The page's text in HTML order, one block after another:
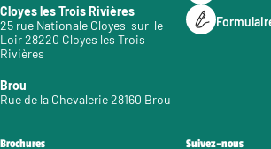
Cloyes les Trois Rivières
25 rue Nationale Cloyes-sur-le-
Loir 28220 Cloyes les Trois
Rivières
Brou
Rue de la Chevalerie 28160 Brou
Brochures Suivez-nous